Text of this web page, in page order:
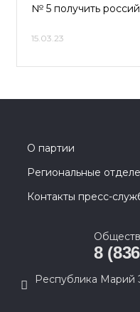
№ 5 получить
15.03.23
О партии
Региональные
Контакты пресс-
8
Республика Марий